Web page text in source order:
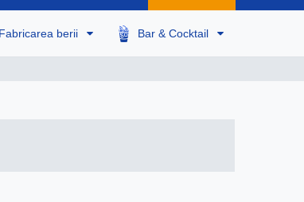
Fabricarea berii Bar & Cocktail